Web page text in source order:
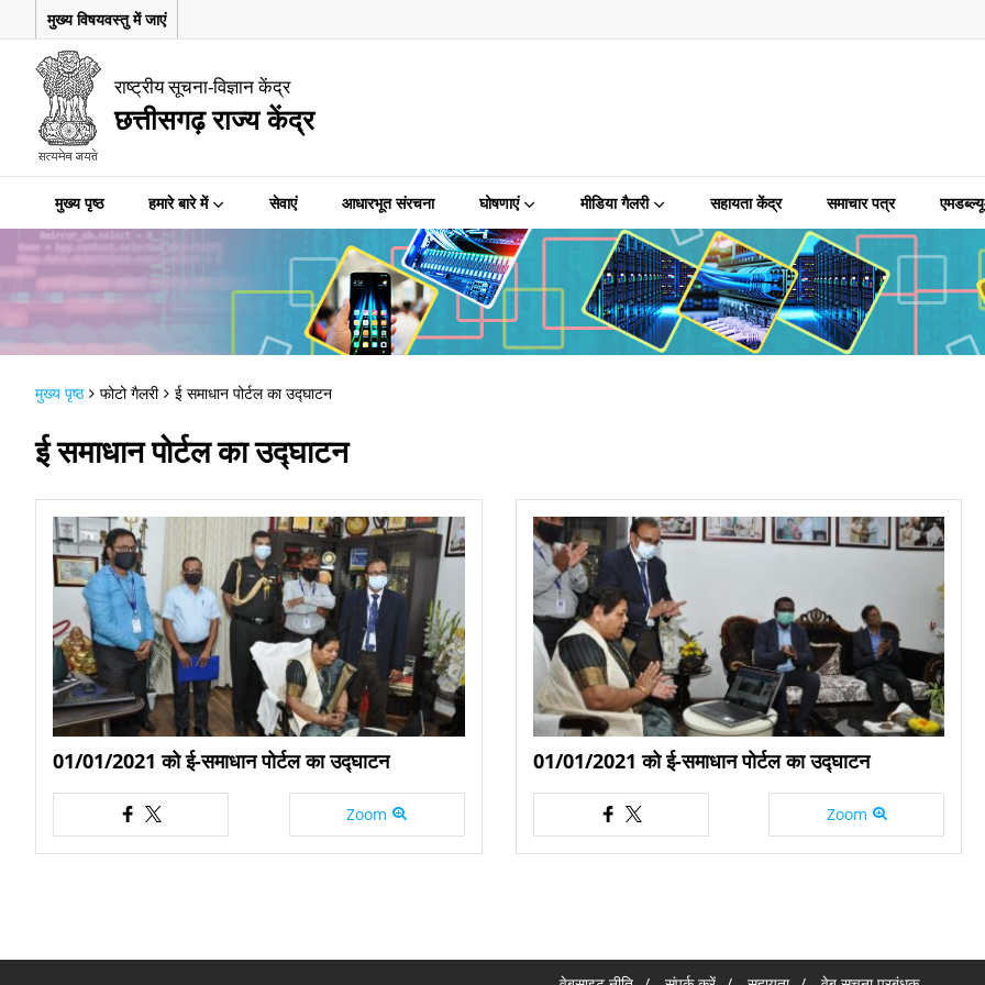
मुख्य विषयवस्तु में जाएं
राष्ट्रीय सूचना-विज्ञान केंद्र
छत्तीसगढ़ राज्य केंद्र
मुख्य पृष्ठ हमारे बारे में सेवाएं आधारभूत संरचना घोषणाएं मीडिया गैलरी सहायता केंद्र समाचार पत्र
मुख्य पृष्ठ फोटो गैलरी ई समाधान पोर्टल का उद्घाटन
ई समाधान पोर्टल का उद्घाटन
01/01/2021 को ई-समाधान पोर्टल का उद्घाटन
Zoom
01/01/2021 को ई-समाधान पोर्टल का उद्घाटन
Zoom